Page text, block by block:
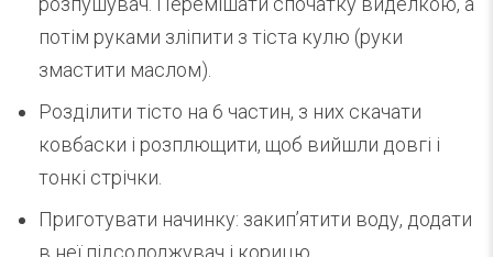
потім руками зліпити з тіста кулю (руки
змастити маслом).
Розділити тісто на 6 частин, з них скачати
ковбаски і розплющити, щоб вийшли довгі і
тонкі стрічки.
Приготувати начинку: закип’ятити воду, додати
в неї підсолоджувач і корицю.